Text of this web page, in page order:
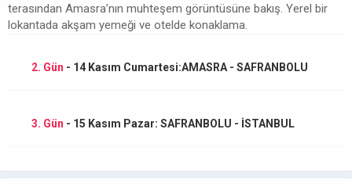
terasından Amasra’nın muhteşem görüntüsüne bakış. Yerel bir
lokantada akşam yemeği ve otelde konaklama.
2. Gün - 14 Kasım Cumartesi:AMASRA - SAFRANBOLU
3. Gün - 15 Kasım Pazar: SAFRANBOLU - İSTANBUL